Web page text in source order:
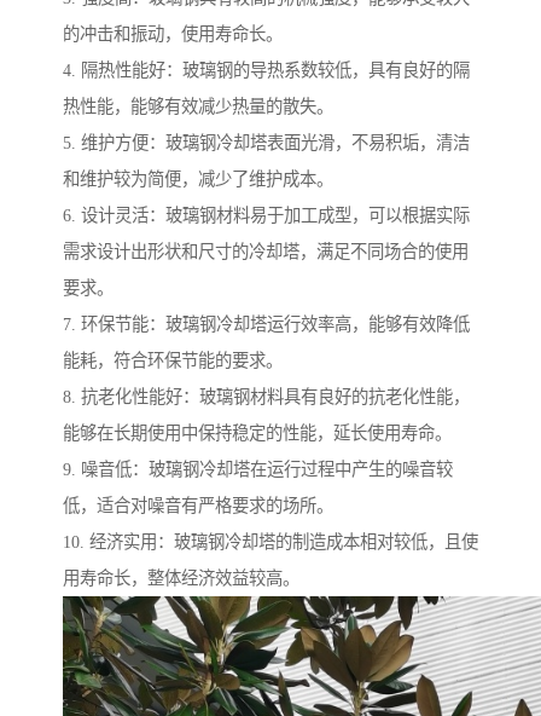
的冲击和振动，使用寿命长。
4. 隔热性能好：玻璃钢的导热系数较低，具有良好的隔
热性能，能够有效减少热量的散失。
5. 维护方便：玻璃钢冷却塔表面光滑，不易积垢，清洁
和维护较为简便，减少了维护成本。
6. 设计灵活：玻璃钢材料易于加工成型，可以根据实际
需求设计出形状和尺寸的冷却塔，满足不同场合的使用
要求。
7. 环保节能：玻璃钢冷却塔运行效率高，能够有效降低
能耗，符合环保节能的要求。
8. 抗老化性能好：玻璃钢材料具有良好的抗老化性能，
能够在长期使用中保持稳定的性能，延长使用寿命。
9. 噪音低：玻璃钢冷却塔在运行过程中产生的噪音较
低，适合对噪音有严格要求的场所。
10. 经济实用：玻璃钢冷却塔的制造成本相对较低，且使
用寿命长，整体经济效益较高。